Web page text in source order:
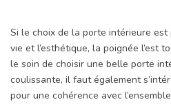
Si le choix de la porte intérieure
vie et l’esthétique, la poignée l’est
le soin de choisir une belle porte
coulissante, il faut également
pour une cohérence avec